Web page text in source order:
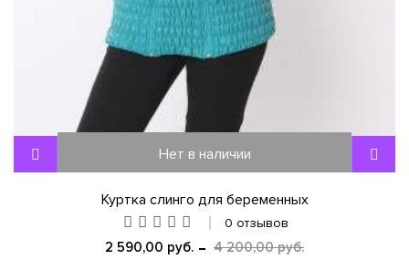
Нет в наличии
Куртка слинго для беременных
0 отзывов
2 590,00 руб. 4 200,00 руб.